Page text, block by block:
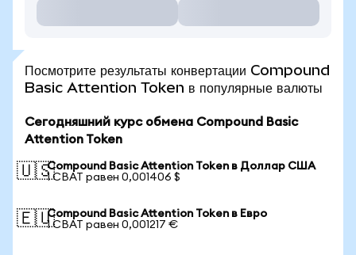
Посмотрите результаты конвертации Compound
Basic Attention Token в популярные валюты
Сегодняшний курс обмена Compound Basic
Attention Token
🇺🇸Compound Basic Attention Token в Доллар США
1 CBAT равен 0,001406 $
🇪🇺Compound Basic Attention Token в Евро
1 CBAT равен 0,001217 €